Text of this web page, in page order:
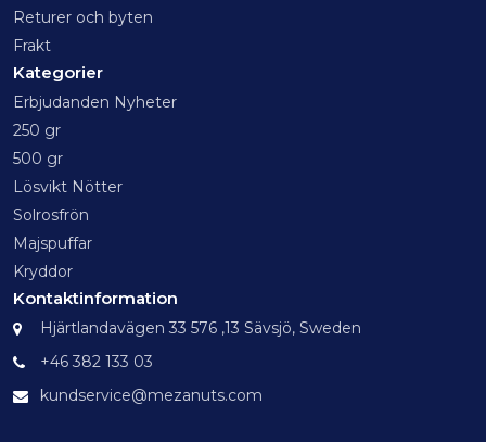
Returer och byten
Frakt
Kategorier
Erbjudanden Nyheter
250 gr
500 gr
Lösvikt Nötter
Solrosfrön
Majspuffar
Kryddor
Kontaktinformation
Hjärtlandavägen 33 576 ,13 Sävsjö, Sweden
+46 382 133 03
kundservice@mezanuts.com